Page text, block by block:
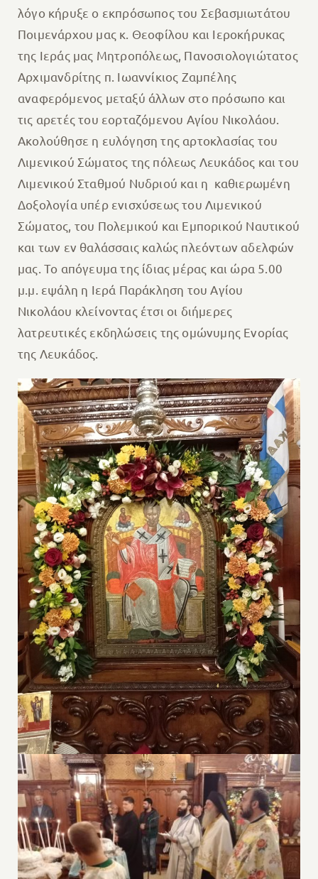
λόγο κήρυξε ο εκπρόσωπος του Σεβασμιωτάτου
Ποιμενάρχου μας κ. Θεοφίλου και Ιεροκήρυκας
της Ιεράς μας Μητροπόλεως, Πανοσιολογιώτατος
Αρχιμανδρίτης π. Ιωαννίκιος Ζαμπέλης
αναφερόμενος μεταξύ άλλων στο πρόσωπο και
τις αρετές του εορταζόμενου Αγίου Νικολάου.
Ακολούθησε η ευλόγηση της αρτοκλασίας του
Λιμενικού Σώματος της πόλεως Λευκάδος και του
Λιμενικού Σταθμού Νυδριού και η καθιερωμένη
Δοξολογία υπέρ ενισχύσεως του Λιμενικού
Σώματος, του Πολεμικού και Εμπορικού Ναυτικού
και των εν θαλάσσαις καλώς πλεόντων αδελφών
μας. To απόγευμα της ίδιας μέρας και ώρα 5.00
μ.μ. εψάλη η Ιερά Παράκληση του Αγίου
Νικολάου κλείνοντας έτσι οι διήμερες
λατρευτικές εκδηλώσεις της ομώνυμης Ενορίας
της Λευκάδος.